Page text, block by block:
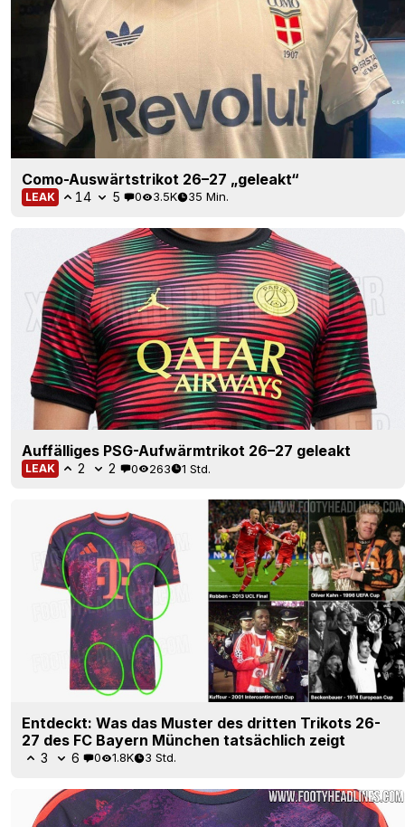
Como-Auswärtstrikot 26–27 „geleakt“
LEAK 14 5 0 3.5K 35 Min.
Auffälliges PSG-Aufwärmtrikot 26–27 geleakt
LEAK 2 2 0 263 1 Std.
Entdeckt: Was das Muster des dritten Trikots 26-
27 des FC Bayern München tatsächlich zeigt
3 6 0 1.8K 3 Std.